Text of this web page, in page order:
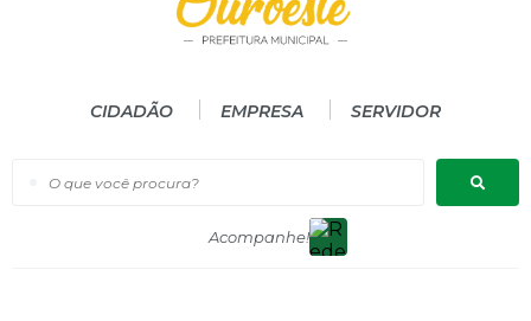
O que você procura?
CIDADÃO EMPRESA SERVIDOR